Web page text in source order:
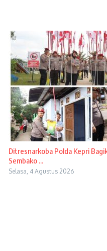
Ditresnarkoba Polda Kepri
Sembako ...
Selasa, 4 Agustus 2026